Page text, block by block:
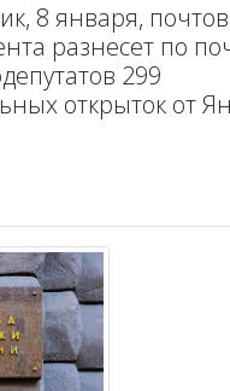
8 января,
разнесет по
299
открыток от